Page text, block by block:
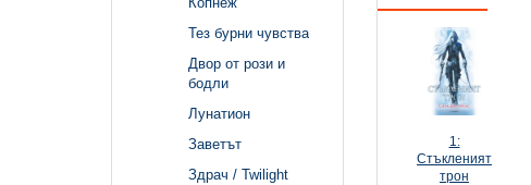
Тез бурни чувства
Двор от рози и
бодли
Лунатион
Заветът
Здрач / Twilight
1:
Стъкленият
трон